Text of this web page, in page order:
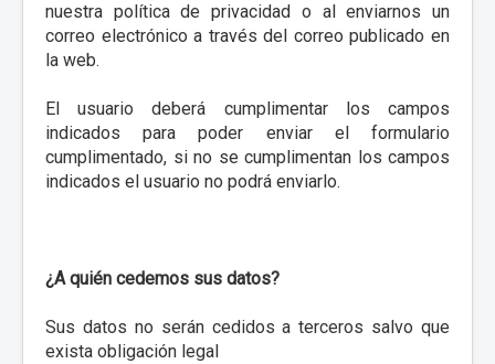
nuestra política de privacidad o al enviarnos un
correo electrónico a través del correo publicado en
la web.
El usuario deberá cumplimentar los campos
indicados para poder enviar el formulario
cumplimentado, si no se cumplimentan los campos
indicados el usuario no podrá enviarlo.
¿A quién cedemos sus datos?
Sus datos no serán cedidos a terceros salvo que
exista obligación legal